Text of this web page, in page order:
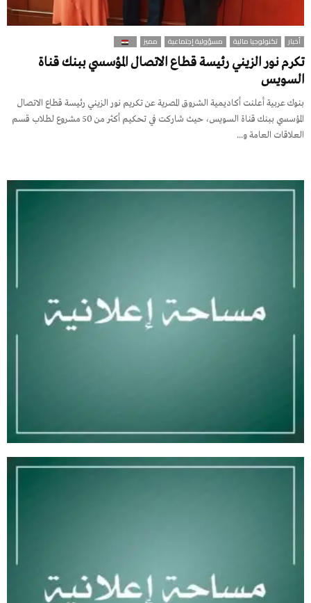
أخبار تكنولوجيا مالية مسؤولية إجتماعية مميز
تكرم نور الزيني رئيسة قطاع الاتصال المؤسسي ببنك قناة
السويس
بنوك عربية أعلنت أكاديمية الشروق المصرية عن تكريم نور الزيني رئيسة قطاع الاتصال
المؤسسي ببنك قناة السويس، حيث شاركت في تحكيم أكثر من 50 مشروع لطلاب قسم
العلاقات العامة و...